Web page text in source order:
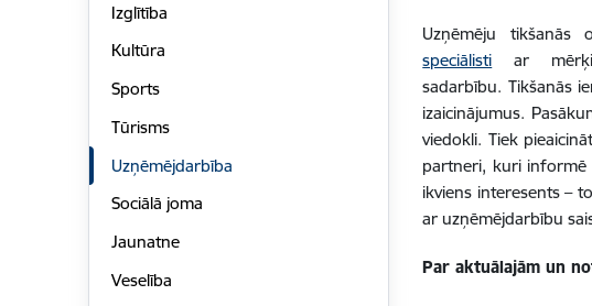
Izglītība
Kultūra
Sports
Tūrisms
Uzņēmējdarbība
Sociālā joma
Jaunatne
Veselība
Uzņēmēju tikšanās
speciālisti ar mērķi
sadarbību. Tikšanās
izaicinājumus.
viedokli. Tiek
partneri, kuri informē
ikviens interesents –
ar uzņēmējdarbību
Par aktuālajām un